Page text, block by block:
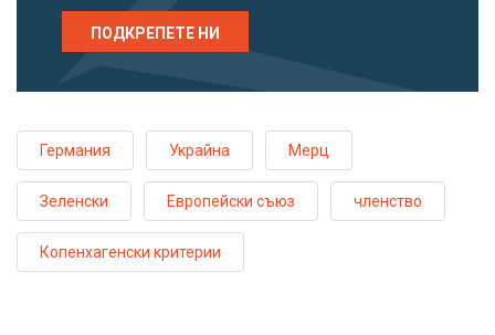
ПОДКРЕПЕТЕ НИ
Германия Украйна Мерц
Зеленски Европейски съюз членство
Копенхагенски критерии